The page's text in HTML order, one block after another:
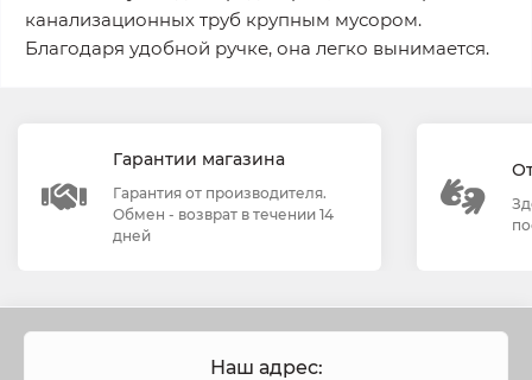
канализационных труб крупным мусором.
Благодаря удобной ручке, она легко вынимается.
Гарантии магазина
Гарантия от производителя.
Обмен - возврат в течении 14
дней
Наш адрес: